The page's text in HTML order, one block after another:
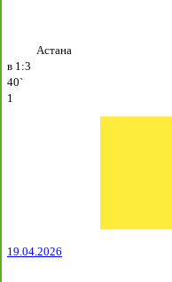
Астана
в 1:3
40`
1
19.04.2026